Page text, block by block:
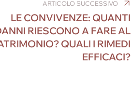
ARTICOLO SUCCESSIVO
LE CONVIVENZE: QUANTI
RIESCONO A FARE AL
QUALI I RIMEDI
EFFICACI?